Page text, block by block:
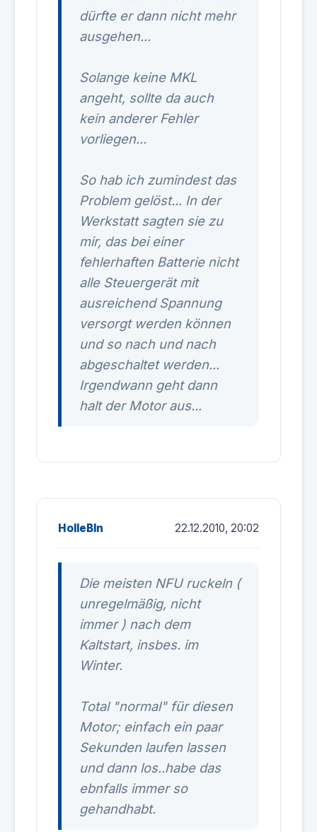
dürfte er dann nicht mehr
ausgehen...
Solange keine MKL
angeht, sollte da auch
kein anderer Fehler
vorliegen...
So hab ich zumindest das
Problem gelöst... In der
Werkstatt sagten sie zu
mir, das bei einer
fehlerhaften Batterie nicht
alle Steuergerät mit
ausreichend Spannung
versorgt werden können
und so nach und nach
abgeschaltet werden...
Irgendwann geht dann
halt der Motor aus...
HolleBln 22.12.2010, 20:02
Die meisten NFU ruckeln (
unregelmäßig, nicht
immer ) nach dem
Kaltstart, insbes. im
Winter.
Total "normal" für diesen
Motor; einfach ein paar
Sekunden laufen lassen
und dann los..habe das
ebnfalls immer so
gehandhabt.